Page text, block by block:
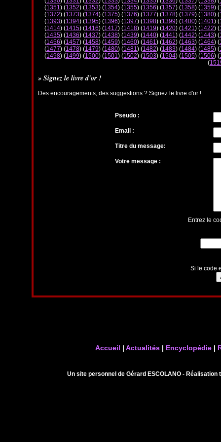
(1351) (1352) (1353) (1354) (1355) (1356) (1357) (1358) (1359) (
(1372) (1373) (1374) (1375) (1376) (1377) (1378) (1379) (1380) (
(1393) (1394) (1395) (1396) (1397) (1398) (1399) (1400) (1401) (
(1414) (1415) (1416) (1417) (1418) (1419) (1420) (1421) (1422) (
(1435) (1436) (1437) (1438) (1439) (1440) (1441) (1442) (1443) (
(1456) (1457) (1458) (1459) (1460) (1461) (1462) (1463) (1464) (
(1477) (1478) (1479) (1480) (1481) (1482) (1483) (1484) (1485) (
(1498) (1499) (1500) (1501) (1502) (1503) (1504) (1505) (1506) (
(
» Signez le livre d'or !
Des encouragements, des suggestions ? Signez le livre d'or !
Pseudo :
Email :
Titre du message:
Votre message :
Entrez le
Si le code
Accueil |Actualités | Encyclopédie |
Un site personnel de Gérard ESCOLANO -